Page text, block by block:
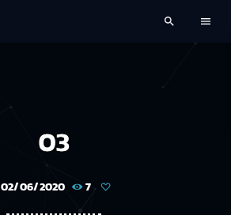
search menu
03
02/06/2020 7